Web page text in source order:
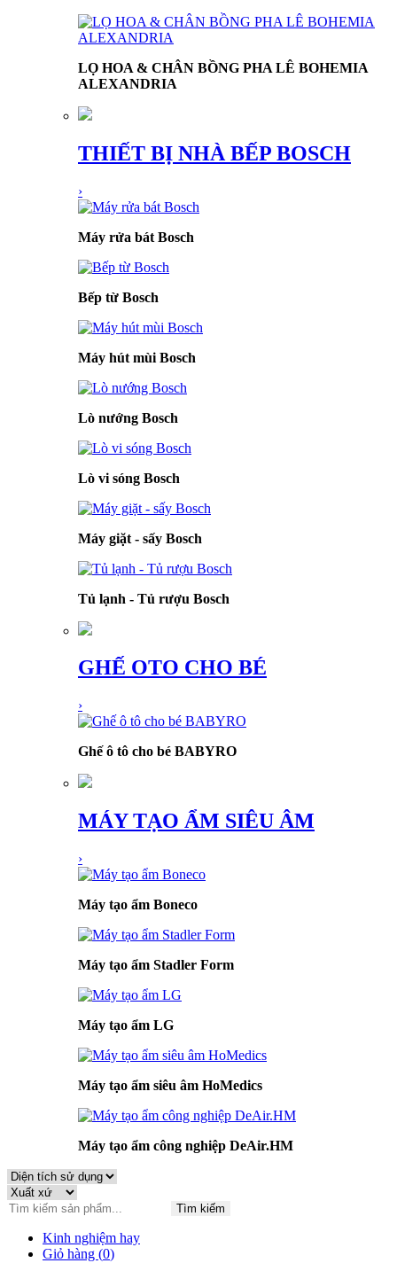
LỌ HOA & CHÂN BỒNG PHA LÊ BOHEMIA
ALEXANDRIA
THIẾT BỊ NHÀ BẾP BOSCH
›
Máy rửa bát Bosch
Bếp từ Bosch
Máy hút mùi Bosch
Lò nướng Bosch
Lò vi sóng Bosch
Máy giặt - sấy Bosch
Tủ lạnh - Tủ rượu Bosch
GHẾ OTO CHO BÉ
›
Ghế ô tô cho bé BABYRO
MÁY TẠO ẨM SIÊU ÂM
›
Máy tạo ẩm Boneco
Máy tạo ẩm Stadler Form
Máy tạo ẩm LG
Máy tạo ẩm siêu âm HoMedics
Máy tạo ẩm công nghiệp DeAir.HM
Tìm kiếm
Kinh nghiệm hay
Giỏ hàng (0)